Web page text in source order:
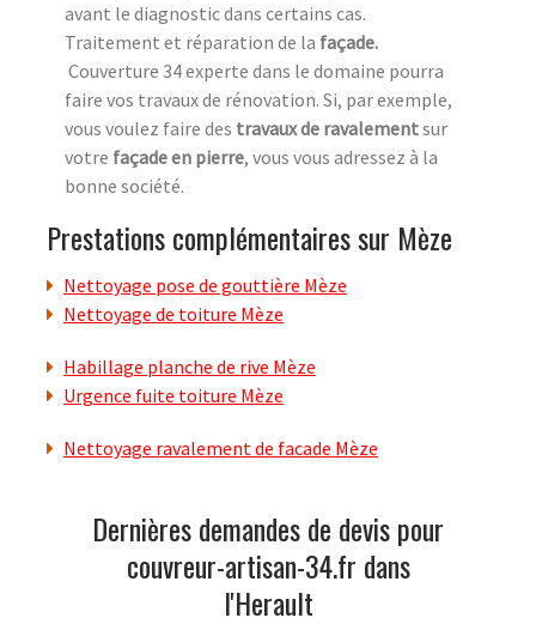
avant le diagnostic dans certains cas.
Traitement et réparation de la façade.
Couverture 34 experte dans le domaine pourra
faire vos travaux de rénovation. Si, par exemple,
vous voulez faire des travaux de ravalementsur
votre façade en pierre, vous vous adressez à la
bonne société.
Prestations complémentaires sur Mèze
Nettoyage pose de gouttière Mèze
Nettoyage de toiture Mèze
Habillage planche de rive Mèze
Urgence fuite toiture Mèze
Nettoyage ravalement de facade Mèze
Dernières demandes de devis pour
couvreur-artisan-34.fr dans
l'Herault